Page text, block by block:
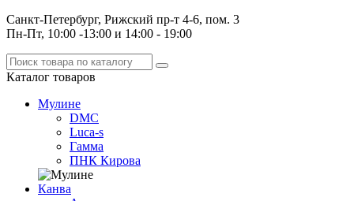
Санкт-Петербург, Рижский пр-т 4-6, пом. 3
Пн-Пт, 10:00 -13:00 и 14:00 - 19:00
Каталог товаров
Мулине
DMC
Luca-s
Гамма
ПНК Кирова
Канва